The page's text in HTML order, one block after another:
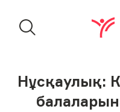
Нұсқаулық: